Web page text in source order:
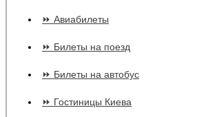
⏩ Авиабилеты
⏩ Билеты на поезд
⏩ Билеты на автобус
⏩ Гостиницы Киева